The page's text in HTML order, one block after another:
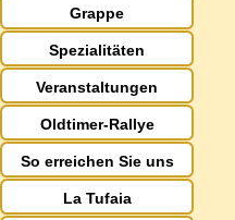
Grappe
Spezialitäten
Veranstaltungen
Oldtimer-Rallye
So erreichen Sie uns
La Tufaia